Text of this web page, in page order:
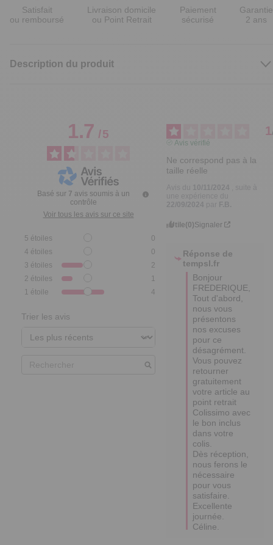
Satisfait
ou remboursé
Livraison domicile
ou Point Retrait
Paiement
sécurisé
Garantie
2 ans
Description du produit
1.7/5
Basé sur 7 avis soumis à un
contrôle
Voir tous les avis sur ce site
5 étoiles
0
4 étoiles
0
3 étoiles
2
2 étoiles
1
1 étoile 4
Trier les avis
1
Avis vérifié
Ne correspond pas à la
taille réelle
10/11/2024
22/09/2024
F.B.
Utile(0)Signaler
Réponse de
tempsl.fr
Bonjour
FREDERIQUE,
Tout d'abord,
nous vous
présentons
nos excuses
pour ce
désagrément.
Vous pouvez
retourner
gratuitement
votre article au
point retrait
Colissimo avec
le bon inclus
dans votre
colis.
Dès réception,
nous ferons le
nécessaire
pour vous
satisfaire.
Excellente
journée.
Céline.